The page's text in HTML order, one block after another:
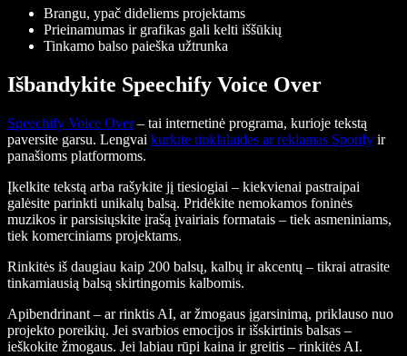
Brangu, ypač dideliems projektams
Prieinamumas ir grafikas gali kelti iššūkių
Tinkamo balso paieška užtrunka
Išbandykite Speechify Voice Over
Speechify Voice Over– tai internetinė programa, kurioje tekstą
paversite garsu. Lengvai kurkite tinklalaides ar reklamas Spotify ir
panašioms platformoms.
Įkelkite tekstą arba rašykite jį tiesiogiai – kiekvienai pastraipai
galėsite parinkti unikalų balsą. Pridėkite nemokamos foninės
muzikos ir parsisiųskite įrašą įvairiais formatais – tiek asmeniniams,
tiek komerciniams projektams.
Rinkitės iš daugiau kaip 200 balsų, kalbų ir akcentų – tikrai atrasite
tinkamiausią balsą skirtingomis kalbomis.
Apibendrinant – ar rinktis AI, ar žmogaus įgarsinimą, priklauso nuo
projekto poreikių. Jei svarbios emocijos ir išskirtinis balsas –
ieškokite žmogaus. Jei labiau rūpi kaina ir greitis – rinkitės AI.